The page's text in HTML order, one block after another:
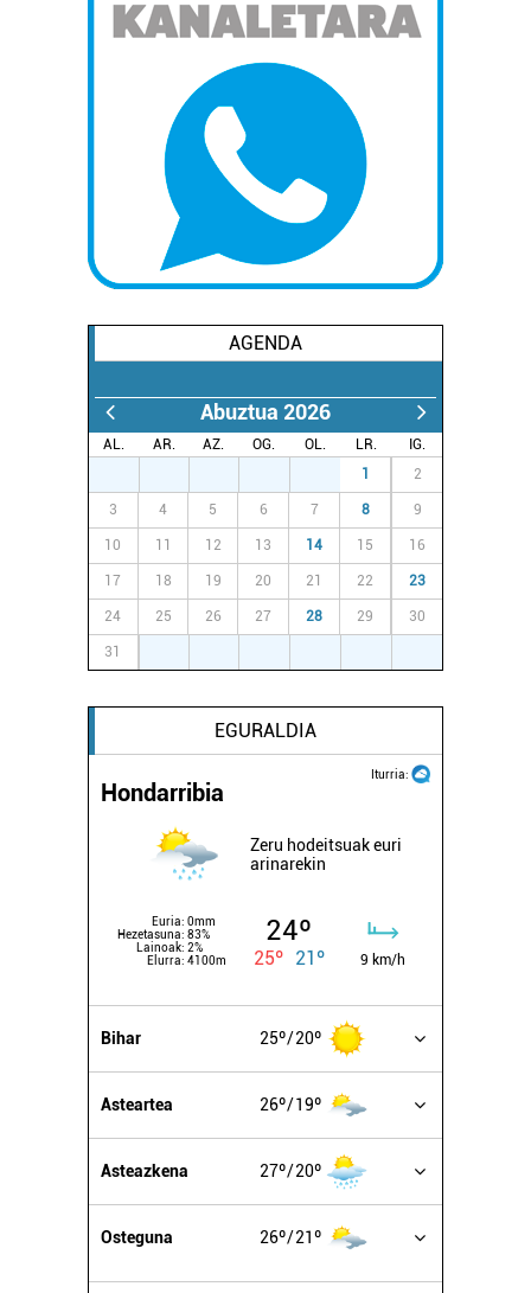
AGENDA
Abuztua 2026
AL. AR. AZ. OG. OL. LR.
IG.
1 2
3 4 5 6 7 8 9
10 11 12 13 14 15 16
17 18 19 20 21 22 23
24 25 26 27 28 29 30
31
EGURALDIA
Iturria:
Hondarribia
Zeru hodeitsuak euri
arinarekin
Euria: 0mm
Hezetasuna: 83%
Lainoak: 2%
Elurra: 4100m
24º
25º 21º 9 km/h
Bihar 25º 20º
Asteartea 26º 19º
Asteazkena 27º 20º
Osteguna 26º 21º